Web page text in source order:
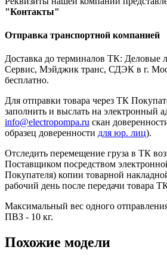
"Контакты"
Отправка транспортной компанией
Доставка до терминалов ТК:
Сервис, Мэйджик транс, СДЭК в г.
бесплатно.
Для отправки товара через ТК
заполнить и выслать на электронный
info@electropompa.ru скан
образец доверенности для юр. лиц).
Отследить перемещение груза в ТК
Поставщиком посредством
Покупателя) копии товарной
рабочий день после передачи товара
Максимальный вес одного
ПВЗ - 10 кг.
Похожие модели